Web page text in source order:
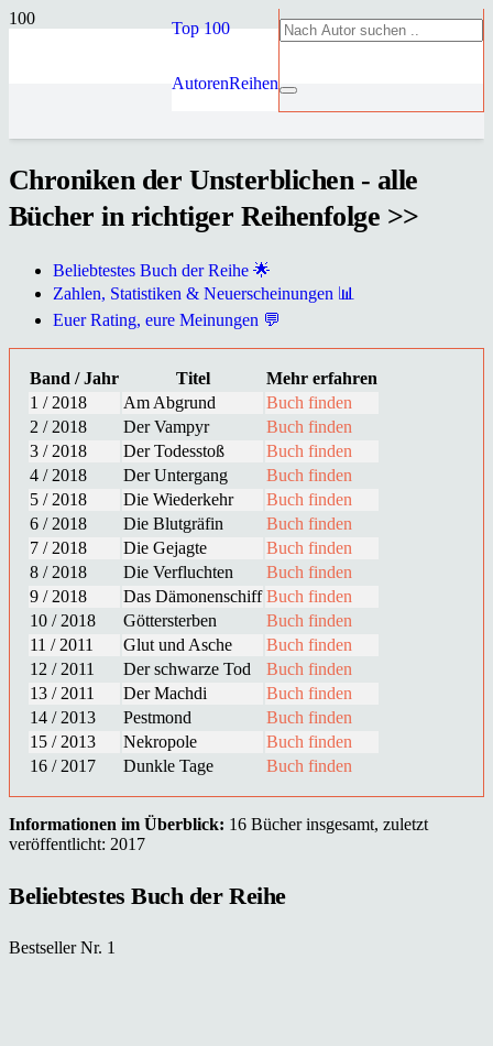
Top 100
AutorenReihen
Chroniken der Unsterblichen - alle
Bücher in richtiger Reihenfolge >>
Beliebtestes Buch der Reihe 🌟
Zahlen, Statistiken & Neuerscheinungen 📊
Euer Rating, eure Meinungen 💬
Band / Jahr Titel
Mehr erfahren
1 / 2018
Am Abgrund
Buch finden
2 / 2018
Der Vampyr
Buch finden
3 / 2018
Der Todesstoß
Buch finden
4 / 2018
Der Untergang
Buch finden
5 / 2018
Die Wiederkehr
Buch finden
6 / 2018
Die Blutgräfin
Buch finden
7 / 2018
Die Gejagte
Buch finden
8 / 2018
Die Verfluchten
Buch finden
9 / 2018
Das Dämonenschiff Buch finden
10 / 2018
Göttersterben
Buch finden
11 / 2011
Glut und Asche
Buch finden
12 / 2011
Der schwarze Tod
Buch finden
13 / 2011
Der Machdi
Buch finden
14 / 2013
Pestmond
Buch finden
15 / 2013
Nekropole
Buch finden
16 / 2017
Dunkle Tage Buch finden
Informationen im Überblick: 16 Bücher insgesamt, zuletzt
veröffentlicht: 2017
Beliebtestes Buch der Reihe
Bestseller Nr. 1